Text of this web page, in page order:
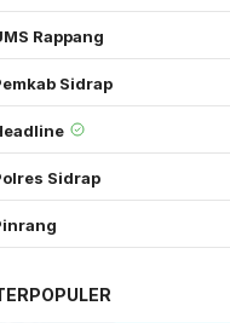
Rappang
Sidrap
Sidrap